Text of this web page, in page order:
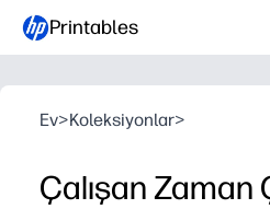
Printables
Ev>Koleksiyonlar>
Çalışan Zaman